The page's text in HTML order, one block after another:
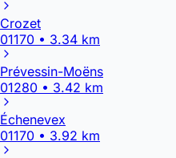
Crozet
01170 • 3.34 km
Prévessin-Moëns
01280 • 3.42 km
Échenevex
01170 • 3.92 km